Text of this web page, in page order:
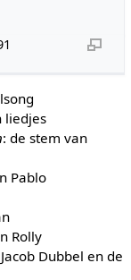
liedjes
: de stem van
Pablo
Rolly
Dubbel en de